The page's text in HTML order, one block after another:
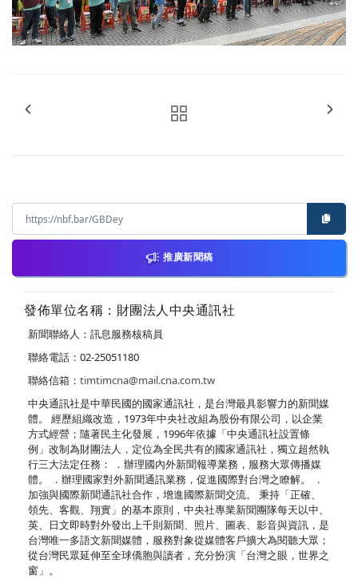
推廣新聞稿
發佈單位名稱：財團法人中央通訊社
新聞聯絡人：訊息服務核稿員
聯絡電話：02-25051180
聯絡信箱： timtimcna@mail.cna.com.tw
中央通訊社是中華民國的國家通訊社，是台灣最具影響力的新聞媒
體。 經歷組織改造，1973年中央社改組為股份有限公司，以企業
方式經營；隨著民主化發展，1996年依據「中央通訊社設置條
例」改制為財團法人，定位為全民共有的國家通訊社，獨立超然執
行三大法定任務： ．辦理國內外新聞報導業務，服務大眾傳播媒
體。 ．辦理國家對外新聞通訊業務，促進國際對台灣之瞭解。 ．
加強與國際新聞通訊社合作，增進國際新聞交流。 秉持「正確、
領先、客觀、翔實」的基本原則，中央社專業新聞團隊每天以中、
英、日文即時對外發出上千則新聞、照片、圖表、影音與資訊，是
台灣唯一多語文新聞媒體，服務對象從媒體客戶擴大為閱聽大眾；
從台灣民眾延伸至全球僑胞與讀者，充分扮演「台灣之眼，世界之
窗」。